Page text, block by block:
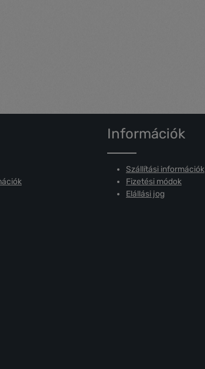
Információk
Szállítási információk
Fizetési módok
Elállási jog